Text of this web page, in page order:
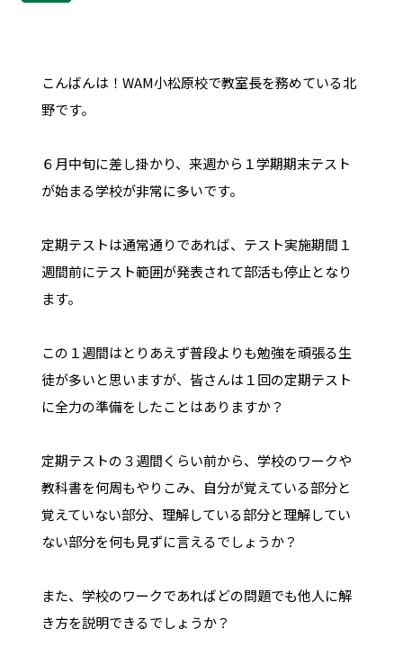
こんばんは！WAM小松原校で教室長を務めている北
野です。
６月中旬に差し掛かり、来週から１学期期末テスト
が始まる学校が非常に多いです。
定期テストは通常通りであれば、テスト実施期間１
週間前にテスト範囲が発表されて部活も停止となり
ます。
この１週間はとりあえず普段よりも勉強を頑張る生
徒が多いと思いますが、皆さんは１回の定期テスト
に全力の準備をしたことはありますか？
定期テストの３週間くらい前から、学校のワークや
教科書を何周もやりこみ、自分が覚えている部分と
覚えていない部分、理解している部分と理解してい
ない部分を何も見ずに言えるでしょうか？
また、学校のワークであればどの問題でも他人に解
き方を説明できるでしょうか？